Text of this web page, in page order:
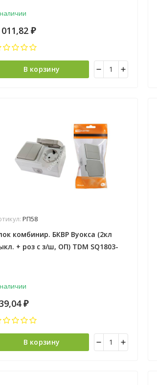
₽
В корзину
РП58
комбинир. БКВР Вуокса (2кл
+ роз с з/ш, ОП) TDM SQ1803-
₽
В корзину